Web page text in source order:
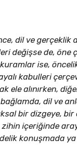
dil ve gerçeklik
değişse de,
ise,
kabulleri
ele alınırken,
dil ve
bir dizgeye,
içeriğinde
konuşmada